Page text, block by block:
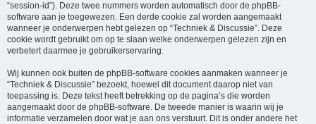
“session-id”). Deze twee nummers worden automatisch door de phpBB-
software aan je toegewezen. Een derde cookie zal worden aangemaakt
wanneer je onderwerpen hebt gelezen op “Techniek & Discussie”. Deze
cookie wordt gebruikt om op te slaan welke onderwerpen gelezen zijn en
verbetert daarmee je gebruikerservaring.
Wij kunnen ook buiten de phpBB-software cookies aanmaken wanneer je
“Techniek & Discussie” bezoekt, hoewel dit document daarop niet van
toepassing is. Deze tekst heeft betrekking op de pagina’s die worden
aangemaakt door de phpBB-software. De tweede manier is waarin wij je
informatie verzamelen door wat je aan ons verstuurt. Dit is onder andere het